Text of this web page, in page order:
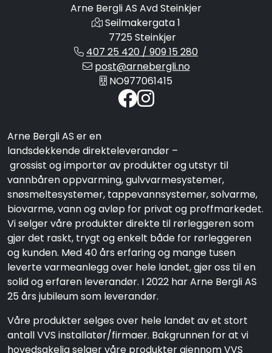
Arne Bergli AS Avd Steinkjer
Seilmakergata 1
7725 Steinkjer
407 25 420 / 909 15 280
post@arnebergli.no
NO977061415
Arne Bergli AS er en
landsdekkende direkteleverandør –
grossist og importør av produkter og utstyr til
vannbåren oppvarming, gulvvarmesystemer,
snøsmeltesystemer, tappevannsystemer, solvarme,
biovarme, vann og avløp for privat og proffmarkedet.
Vi selger våre produkter direkte til rørleggeren som
gjør det raskt, trygt og enkelt både for rørleggeren
og kunden. Med 40 års erfaring og mange tusen
leverte varmeanlegg over hele landet, gjør oss til en
solid og erfaren leverandør. I 2022 har Arne Bergli AS
25 års jubileum som leverandør.
Våre produkter selges over hele landet av et stort
antall VVS installatør/firmaer. Bakgrunnen for at vi
hovedsakelig selger våre produkter gjennom VVS